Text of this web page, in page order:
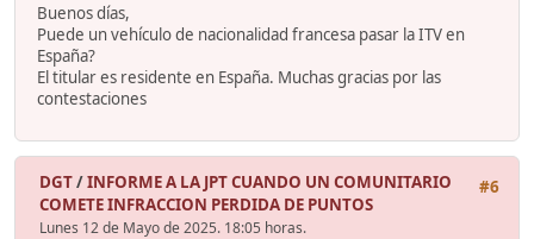
Buenos días,
Puede un vehículo de nacionalidad francesa pasar la ITV en
España?
El titular es residente en España. Muchas gracias por las
contestaciones
#6
DGT/INFORME A LA JPT CUANDO UN COMUNITARIO
COMETE INFRACCION PERDIDA DE PUNTOS
Lunes 12 de Mayo de 2025. 18:05 horas.